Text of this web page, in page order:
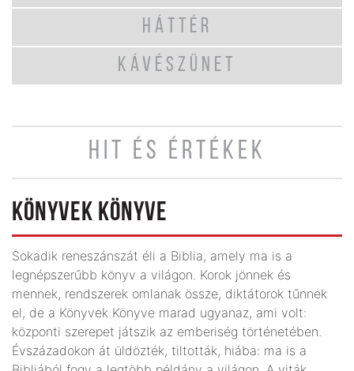
HÁTTÉR
KÁVÉSZÜNET
HIT ÉS ÉRTÉKEK
KÖNYVEK KÖNYVE
Sokadik reneszánszát éli a Biblia, amely ma is a
legnépszerűbb könyv a világon. Korok jönnek és
mennek, rendszerek omlanak össze, diktátorok tűnnek
el, de a Könyvek Könyve marad ugyanaz, ami volt:
központi szerepet játszik az emberiség történetében.
Évszázadokon át üldözték, tiltották, hiába: ma is a